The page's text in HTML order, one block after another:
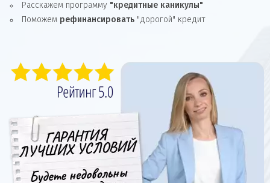
Расскажем программу "кредитные каникулы"
Поможем рефинансировать "дорогой" кредит